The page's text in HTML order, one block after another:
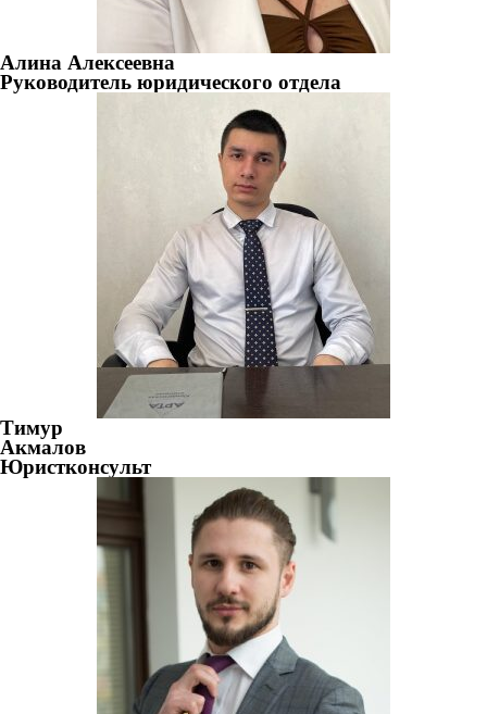
Алина Алексеевна
Руководитель юридического отдела
Тимур
Акмалов
Юристконсульт